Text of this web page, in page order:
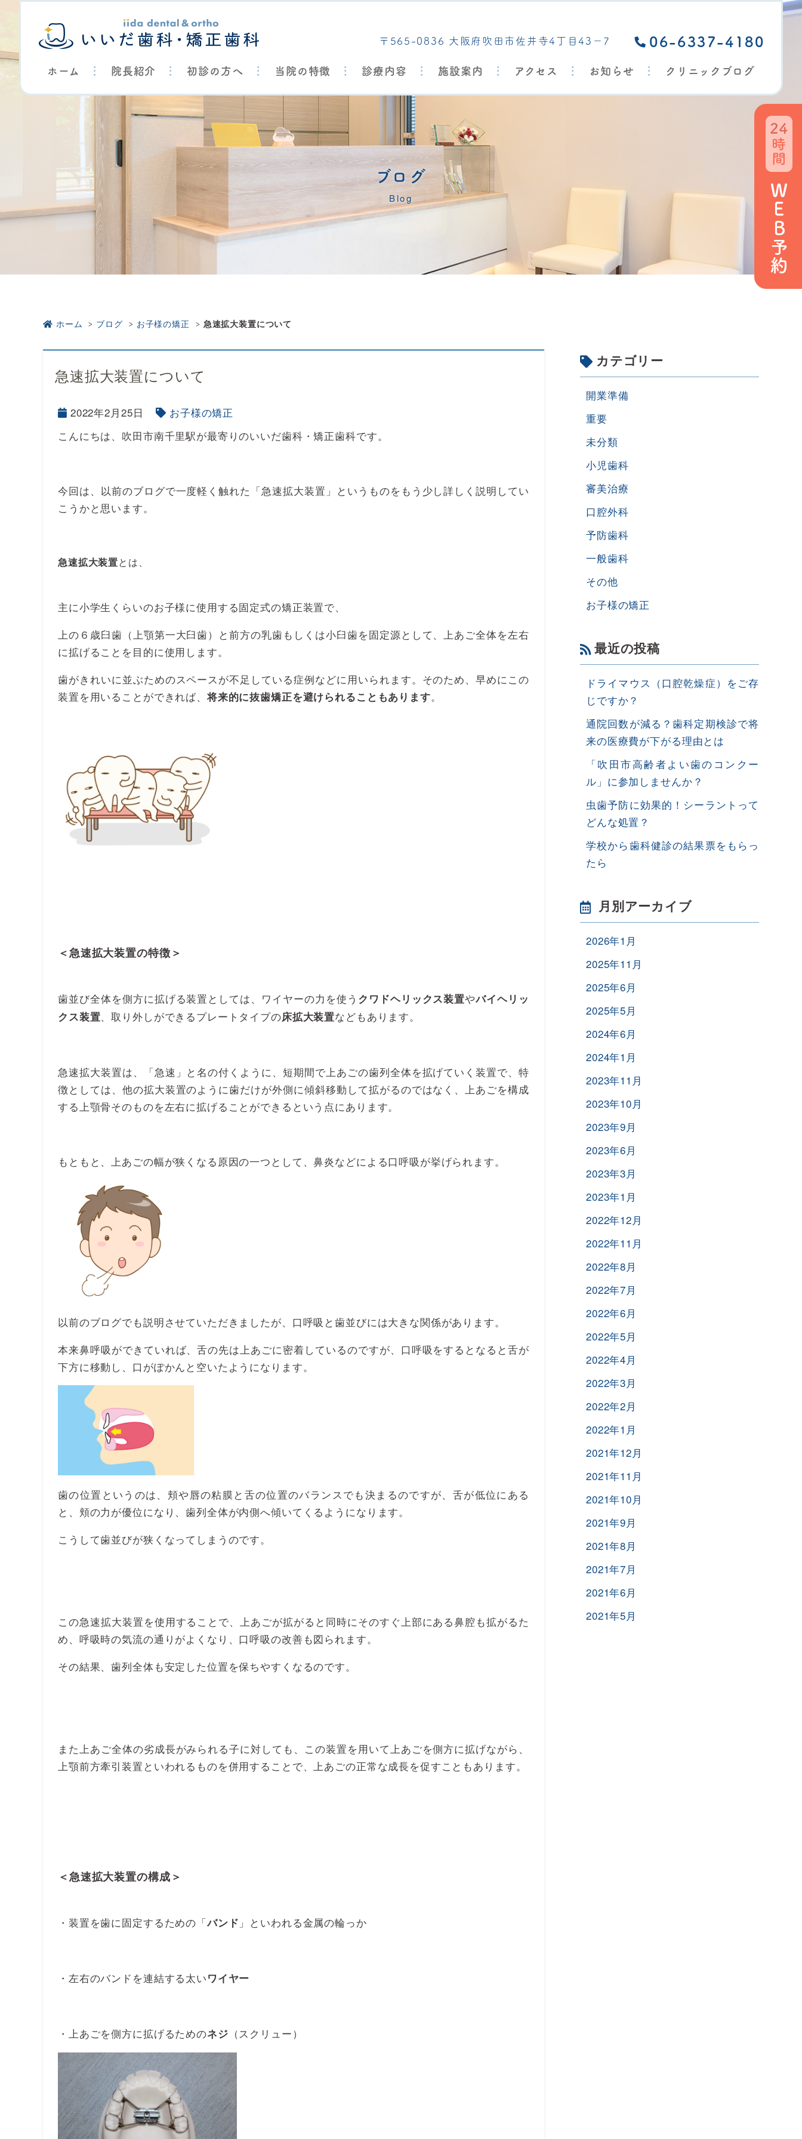
06-6337-4180
〒565-0836 大阪府吹田市佐井寺4丁目43－7
ホーム 院長紹介 初診の方へ 当院の特徴 診療内容 施設案内 アクセス お知らせ クリニックブログ
ブログ
Blog
ホーム ブログ お子様の矯正 急速拡大装置について
急速拡大装置について
2022年2月25日
お子様の矯正
こんにちは、吹田市南千里駅が最寄りのいいだ歯科・矯正歯科です。
今回は、以前のブログで一度軽く触れた「急速拡大装置」というものをもう少し詳しく説明してい
こうかと思います。
急速拡大装置とは、
主に小学生くらいのお子様に使用する固定式の矯正装置で、
上の６歳臼歯（上顎第一大臼歯）と前方の乳歯もしくは小臼歯を固定源として、上あご全体を左右
に拡げることを目的に使用します。
歯がきれいに並ぶためのスペースが不足している症例などに用いられます。そのため、早めにこの
装置を用いることができれば、将来的に抜歯矯正を避けられることもあります。
＜急速拡大装置の特徴＞
歯並び全体を側方に拡げる装置としては、ワイヤーの力を使う クワドヘリックス装置やバイヘリッ
クス装置、取り外しができるプレートタイプの床拡大装置などもあります。
急速拡大装置は、「急速」と名の付くように、短期間で上あごの歯列全体を拡げていく装置で、特
徴としては、他の拡大装置のように歯だけが外側に傾斜移動して拡がるのではなく、上あごを構成
する上顎骨そのものを左右に拡げることができるという点にあります。
もともと、上あごの幅が狭くなる原因の一つとして、鼻炎などによる口呼吸が挙げられます。
以前のブログでも説明させていただきましたが、口呼吸と歯並びには大きな関係があります。
本来鼻呼吸ができていれば、舌の先は上あごに密着しているのですが、口呼吸をするとなると舌が
下方に移動し、口がぽかんと空いたようになります。
歯の位置というのは、頬や唇の粘膜と舌の位置のバランスでも決まるのですが、舌が低位にある
と、頬の力が優位になり、歯列全体が内側へ傾いてくるようになります。
こうして歯並びが狭くなってしまうのです。
この急速拡大装置を使用することで、上あごが拡がると同時にそのすぐ上部にある鼻腔も拡がるた
め、呼吸時の気流の通りがよくなり、口呼吸の改善も図られます。
その結果、歯列全体も安定した位置を保ちやすくなるのです。
また上あご全体の劣成長がみられる子に対しても、この装置を用いて上あごを側方に拡げながら、
上顎前方牽引装置といわれるものを併用することで、上あごの正常な成長を促すこともあります。
＜急速拡大装置の構成＞
・装置を歯に固定するための「バンド 」といわれる金属の輪っか
・左右のバンドを連結する太いワイヤー
・上あごを側方に拡げるためのネジ （スクリュー）
カテゴリー
開業準備
重要
未分類
小児歯科
審美治療
口腔外科
予防歯科
一般歯科
その他
お子様の矯正
最近の投稿
ドライマウス（口腔乾燥症）をご存
じですか？
通院回数が減る？歯科定期検診で将
来の医療費が下がる理由とは
「吹田市高齢者よい歯のコンクー
ル」に参加しませんか？
虫歯予防に効果的！シーラントって
どんな処置？
学校から歯科健診の結果票をもらっ
たら
月別アーカイブ
2026年1月
2025年11月
2025年6月
2025年5月
2024年6月
2024年1月
2023年11月
2023年10月
2023年9月
2023年6月
2023年3月
2023年1月
2022年12月
2022年11月
2022年8月
2022年7月
2022年6月
2022年5月
2022年4月
2022年3月
2022年2月
2022年1月
2021年12月
2021年11月
2021年10月
2021年9月
2021年8月
2021年7月
2021年6月
2021年5月